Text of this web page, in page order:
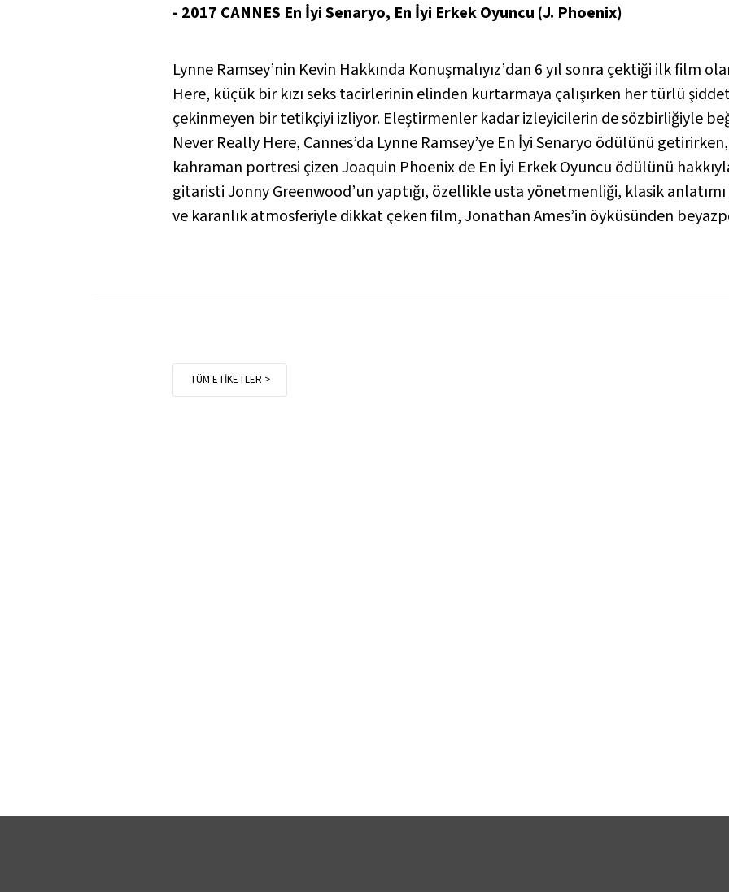
- 2017 CANNES En İyi Senaryo, En İyi Erkek Oyuncu (J. Phoenix)
Lynne Ramsey’nin Kevin Hakkında Konuşmalıyız’dan 6 yıl sonra çektiği ilk film
Here, küçük bir kızı seks tacirlerinin elinden kurtarmaya çalışırken her türlü
çekinmeyen bir tetikçiyi izliyor. Eleştirmenler kadar izleyicilerin de sözbirliğiyle
Never Really Here, Cannes’da Lynne Ramsey’ye En İyi Senaryo ödülünü
kahraman portresi çizen Joaquin Phoenix de En İyi Erkek Oyuncu ödülünü
gitaristi Jonny Greenwood’un yaptığı, özellikle usta yönetmenliği, klasik
ve karanlık atmosferiyle dikkat çeken film, Jonathan Ames’in öyküsünden
TÜM ETİKETLER >